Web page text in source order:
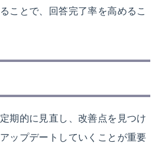
ことで、回答完了率を高めるこ
期的に見直し、改善点を見つけ
ップデートしていくことが重要